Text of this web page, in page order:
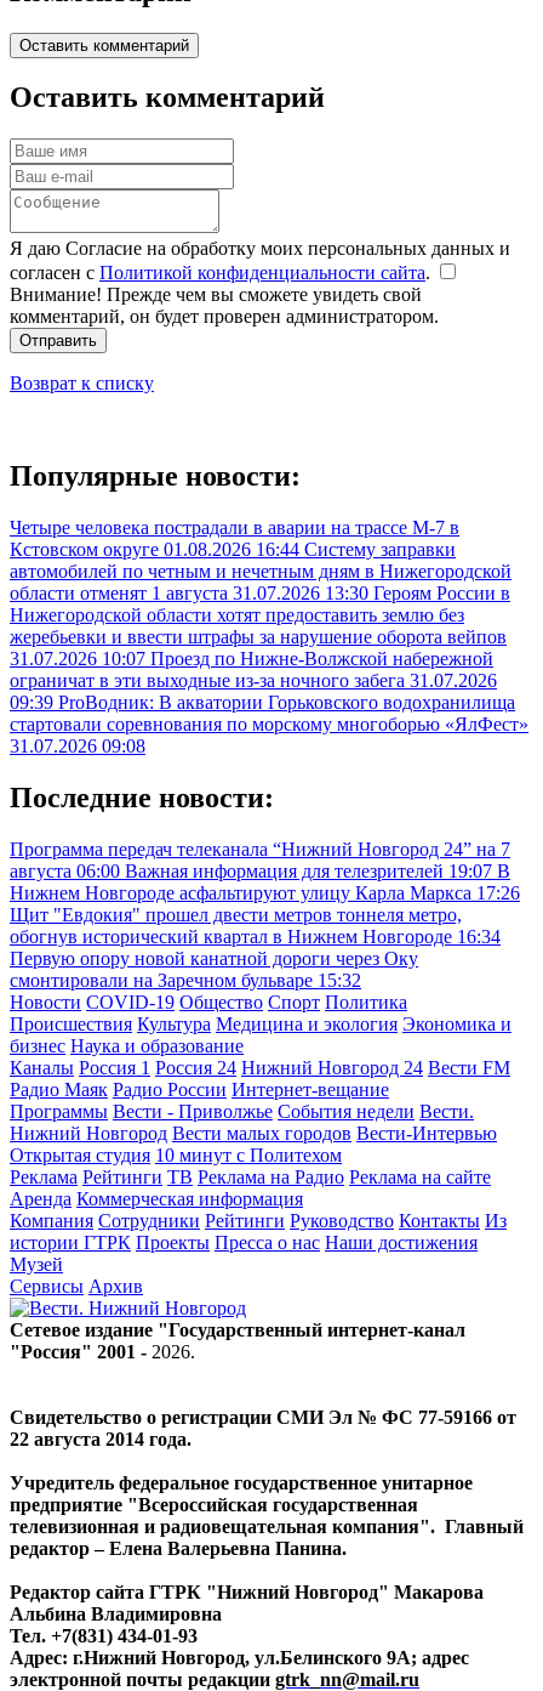
Оставить комментарий
Оставить комментарий
Я даю Согласие на обработку моих персональных данных и
согласен с Политикой конфиденциальности сайта.
Внимание! Прежде чем вы сможете увидеть свой
комментарий, он будет проверен администратором.
Отправить
Возврат к списку
Популярные новости:
Четыре человека пострадали в аварии на трассе М-7 в
Кстовском округе 01.08.2026 16:44 Систему заправки
автомобилей по четным и нечетным дням в Нижегородской
области отменят 1 августа 31.07.2026 13:30 Героям России в
Нижегородской области хотят предоставить землю без
жеребьевки и ввести штрафы за нарушение оборота вейпов
31.07.2026 10:07 Проезд по Нижне-Волжской набережной
ограничат в эти выходные из-за ночного забега 31.07.2026
09:39 ProВодник: В акватории Горьковского водохранилища
стартовали соревнования по морскому многоборью «ЯлФест»
31.07.2026 09:08
Последние новости:
Программа передач телеканала “Нижний Новгород 24” на 7
августа 06:00 Важная информация для телезрителей 19:07 В
Нижнем Новгороде асфальтируют улицу Карла Маркса 17:26
Щит "Евдокия" прошел двести метров тоннеля метро,
обогнув исторический квартал в Нижнем Новгороде 16:34
Первую опору новой канатной дороги через Оку
смонтировали на Заречном бульваре 15:32
Новости COVID-19 Общество Спорт Политика
Происшествия Культура Медицина и экология Экономика и
бизнес Наука и образование
Каналы Россия 1 Россия 24 Нижний Новгород 24 Вести FM
Радио Маяк Радио России Интернет-вещание
Программы Вести - Приволжье События недели Вести.
Нижний Новгород Вести малых городов Вести-Интервью
Открытая студия 10 минут с Политехом
Реклама Рейтинги ТВ Реклама на Радио Реклама на сайте
Аренда Коммерческая информация
Компания Сотрудники Рейтинги Руководство Контакты Из
истории ГТРК Проекты Пресса о нас Наши достижения
Музей
Сервисы Архив
Сетевое издание "Государственный интернет-канал
"Россия" 2001 - 2026.
Свидетельство о регистрации СМИ Эл № ФС 77-59166 от
22 августа 2014 года.
Учредитель федеральное государственное унитарное
предприятие "Всероссийская государственная
телевизионная и радиовещательная компания". Главный
редактор – Елена Валерьевна Панина.
Редактор сайта ГТРК "Нижний Новгород" Макарова
Альбина Владимировна
Тел. +7(831) 434-01-93
Адрес: г.Нижний Новгород, ул.Белинского 9А; адрес
электронной почты редакции gtrk_nn@mail.ru